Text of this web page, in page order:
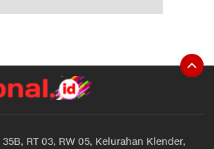
RT 03, RW 05, Kelurahan Klender,